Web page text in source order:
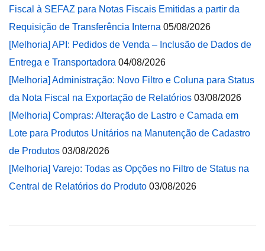
Fiscal à SEFAZ para Notas Fiscais Emitidas a partir da
Requisição de Transferência Interna 05/08/2026
[Melhoria] API: Pedidos de Venda – Inclusão de Dados de
Entrega e Transportadora 04/08/2026
[Melhoria] Administração: Novo Filtro e Coluna para Status
da Nota Fiscal na Exportação de Relatórios 03/08/2026
[Melhoria] Compras: Alteração de Lastro e Camada em
Lote para Produtos Unitários na Manutenção de Cadastro
de Produtos 03/08/2026
[Melhoria] Varejo: Todas as Opções no Filtro de Status na
Central de Relatórios do Produto 03/08/2026